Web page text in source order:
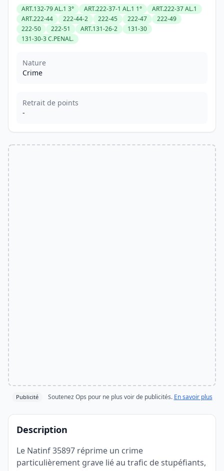
ART.132-79 AL.1 3° ART.222-37-1 AL.1 1°
ART.222-37 AL.1
ART.222-44
222-44-2 222-45 222-47
222-49
222-50
222-51 ART.131-26-2
131-30
131-30-3 C.PENAL.
Nature
Crime
Retrait de points
-
Publicité Soutenez Ops pour ne plus voir de publicités. En savoir plus
Description
Le Natinf 35897 réprime un crime
particulièrement grave lié au trafic de stupéfiants,